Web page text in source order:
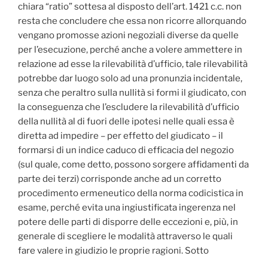
chiara “ratio” sottesa al disposto dell’art. 1421 c.c. non
resta che concludere che essa non ricorre allorquando
vengano promosse azioni negoziali diverse da quelle
per l’esecuzione, perché anche a volere ammettere in
relazione ad esse la rilevabilità d’ufficio, tale rilevabilità
potrebbe dar luogo solo ad una pronunzia incidentale,
senza che peraltro sulla nullità si formi il giudicato, con
la conseguenza che l’escludere la rilevabilità d’ufficio
della nullità al di fuori delle ipotesi nelle quali essa è
diretta ad impedire – per effetto del giudicato – il
formarsi di un indice caduco di efficacia del negozio
(sul quale, come detto, possono sorgere affidamenti da
parte dei terzi) corrisponde anche ad un corretto
procedimento ermeneutico della norma codicistica in
esame, perché evita una ingiustificata ingerenza nel
potere delle parti di disporre delle eccezioni e, più, in
generale di scegliere le modalità attraverso le quali
fare valere in giudizio le proprie ragioni. Sotto